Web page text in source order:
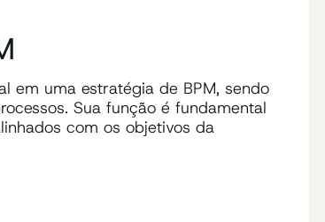
em uma estratégia de BPM, sendo
Sua função é fundamental
com os objetivos da